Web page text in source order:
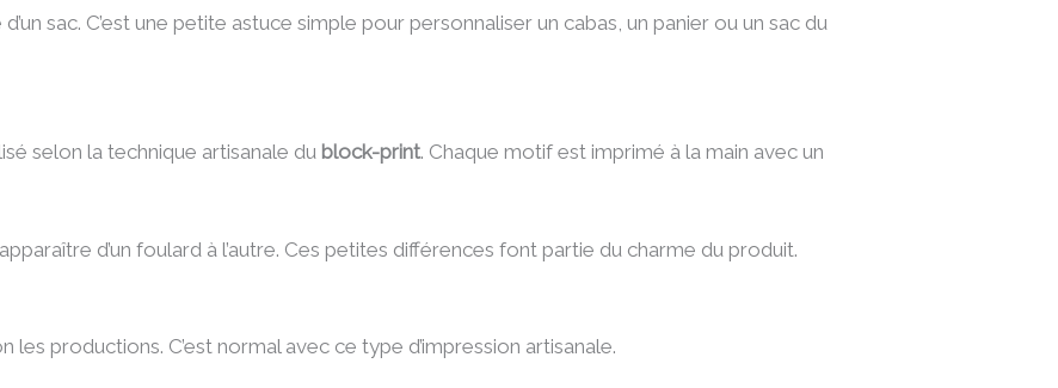
sac. C’est une petite astuce simple pour personnaliser un cabas, un panier ou un sac du
selon la technique artisanale du block-print. Chaque motif est imprimé à la main avec un
d’un foulard à l’autre. Ces petites différences font partie du charme du produit.
les productions. C’est normal avec ce type d’impression artisanale.